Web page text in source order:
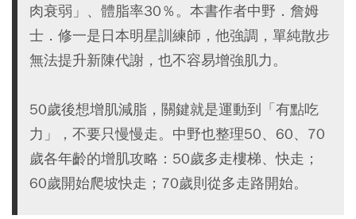
肉衰弱」、體脂率30％。本書作者中野．詹姆
士．修一是日本明星訓練師，他強調，單純散步
無法提升新陳代謝，也不容易增強肌力。
50歲後想增肌減脂，關鍵就是運動到「有點吃
力」，不要只慢慢走。中野也整理50、60、70
歲各年齡的增肌攻略：50歲多走樓梯、快走；
60歲開始爬坡快走；70歲則從多走路開始。